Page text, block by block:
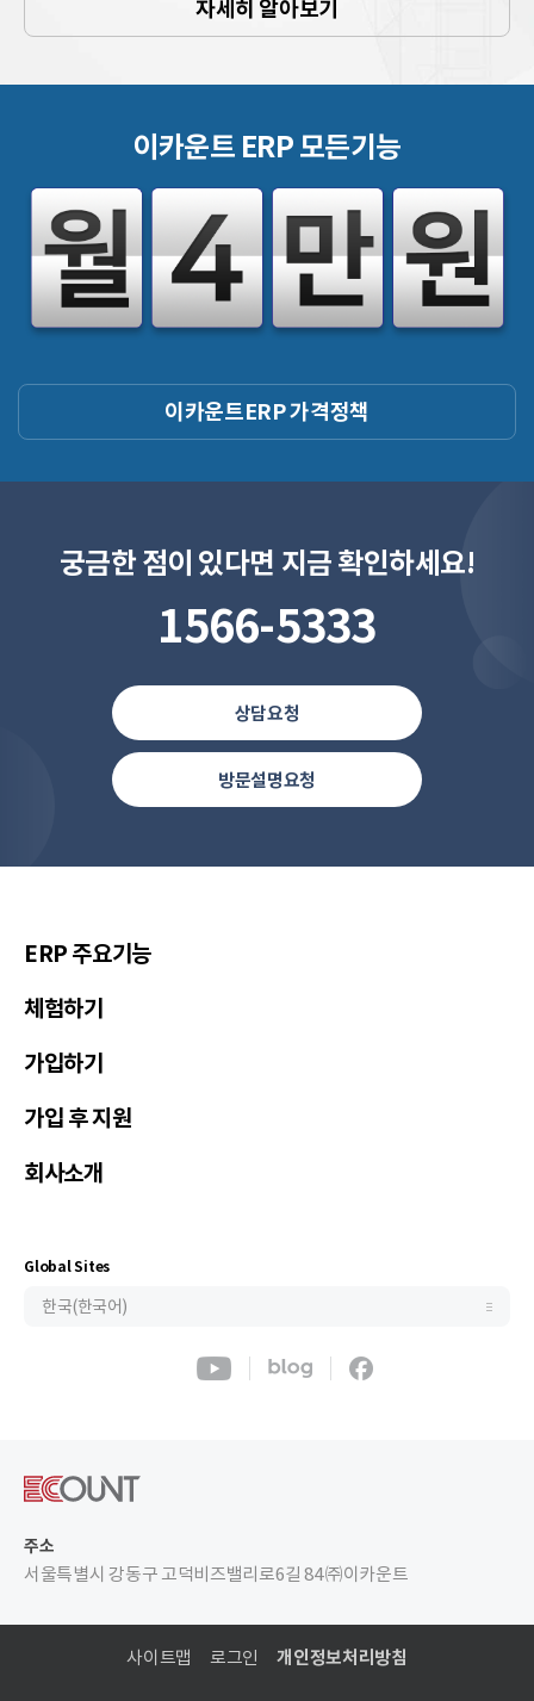
자세히 알아보기
이카운트 ERP 모든기능
이카운트ERP 가격정책
궁금한 점이 있다면 지금 확인하세요!
1566-5333
상담요청
방문설명요청
ERP 주요기능
체험하기
가입하기
가입 후 지원
회사소개
Global Sites
한국(한국어)
简体中文
繁體中文(香港)
Việt Nam(Tiếng Việt)
Malaysia(English)
ประเทศไทย(ไทย)
Узбекистан (русский)
주소
서울특별시 강동구 고덕비즈밸리로6길 84 ㈜이카운트
사이트맵 로그인 개인정보처리방침